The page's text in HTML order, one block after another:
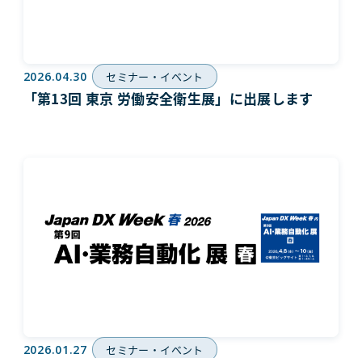
2026.04.30 セミナー・イベント
「第13回 東京 労働安全衛生展」に出展します
2026.01.27 セミナー・イベント